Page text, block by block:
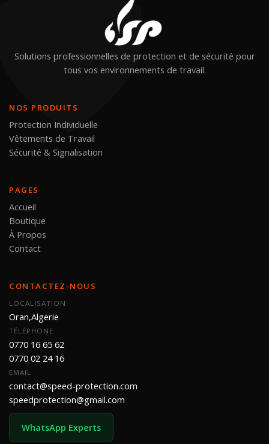
Solutions professionnelles de protection et de sécurité pour
tous vos environnements de travail.
NOS PRODUITS
Protection Individuelle
Vêtements de Travail
Sécurité & Signalisation
PAGES
Accueil
Boutique
À Propos
Contact
CONTACTEZ-NOUS
LOCALISATION
Oran,Algerie
TÉLÉPHONE
0770 16 65 62
0770 02 24 16
EMAIL
contact@speed-protection.com
speedprotection@gmail.com
WhatsApp Experts